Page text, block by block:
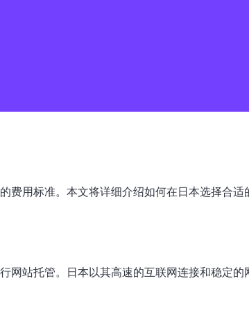
费用标准。本文将详细介绍如何在日本选择合适
网站托管。日本以其高速的互联网连接和稳定的